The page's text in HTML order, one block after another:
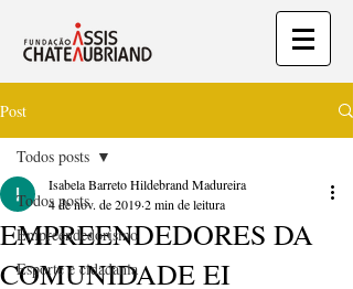
Post
Todos posts
Empreendedorismo
Esporte e cidadania
Todos posts
EMPREENDEDORES DA
COMUNIDADE EI
Isabela Barreto Hildebrand Madureira
4 de nov. de 20192 min de leitura